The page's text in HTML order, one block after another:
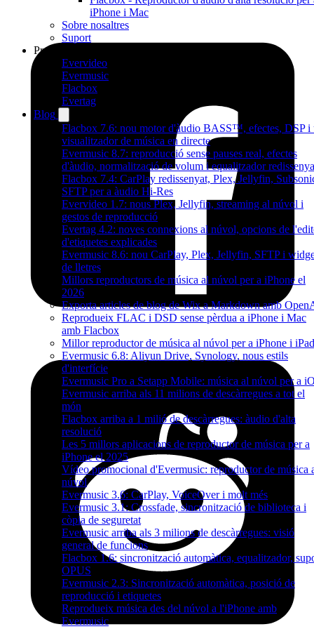
iPhone i Mac
Sobre nosaltres
Suport
Productes
Evervideo
Evermusic
Flacbox
Evertag
Blog
Flacbox 7.6: nou motor d'àudio BASS™, efectes, DSP i
visualitzador de música en directe
Evermusic 8.7: reproducció sense pauses real, efectes
d'àudio, normalització de volum i equalitzador
Flacbox 7.4: CarPlay redissenyat, Plex, Jellyfin,
SFTP per a àudio Hi-Res
Evervideo 1.7: nous Plex, Jellyfin, streaming al núvol i
gestos de reproducció
Evertag 4.2: noves connexions al núvol, opcions de
d'etiquetes explicades
Evermusic 8.6: nou CarPlay, Plex, Jellyfin, SFTP i
de lletres
Millors reproductors de música al núvol per a iPhone el
2026
Exporta articles de blog de Wix a Markdown amb
Reprodueix FLAC i DSD sense pèrdua a iPhone i Mac
amb Flacbox
Millor reproductor de música al núvol per a iPhone i iPad
Evermusic 6.8: Aliyun Drive, Synology, nous estils
d'interfície
Evermusic Pro a Setapp Mobile: música al núvol per a
Evermusic arriba als 11 milions de descàrregues a tot el
món
Flacbox arriba a 1 milió de descàrregues: àudio d'alta
resolució
Les 5 millors aplicacions de reproductor de música per a
iPhone el 2025
Vídeo promocional d'Evermusic: reproductor de música
núvol
Evermusic 3.6: CarPlay, VoiceOver i molt més
Evermusic 3.1: Crossfade, sincronització de biblioteca i
còpia de seguretat
Evermusic arriba als 3 milions de descàrregues: visió
general de funcions
Flacbox 1.6: sincronització automàtica, equalitzador,
OPUS
Evermusic 2.3: Sincronització automàtica, posició de
reproducció i etiquetes
Reprodueix música des del núvol a l'iPhone amb
Evermusic